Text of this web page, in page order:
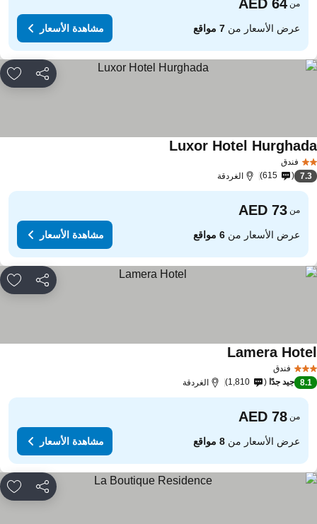
من
عرض الأسعار من7 مواقع مشاهدة الأسعار
مشاركة
فندق
Luxor Hotel
7.3
615 الغردقة
من
عرض الأسعار من6 مواقع مشاهدة الأسعار
مشاركة
فندق
Lamera
8.1 جيد جدًا 1,810 الغردقة
من
عرض الأسعار من8 مواقع مشاهدة الأسعار
مشاركة